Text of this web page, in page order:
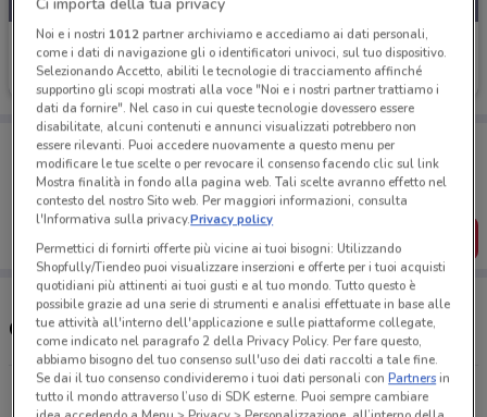
MD
Scade domenica
Porta DoveConviene sempre con te!
Puoi trovare le migliori offerte dei negozi vicino a te,
salvarle e creare la tua lista del risparmio, comodamente
dal tuo cellulare.
SCARICA L’APP
Orari e Negozi MD
Via Del Mare, 2 Pomezia
Ci importa della tua privacy
Noi e i nostri 1012partner archiviamo e accediamo ai dati personali,
come i dati di navigazione gli o identificatori univoci, sul tuo dispositivo.
Selezionando Accetto, abiliti le tecnologie di tracciamento affinché
supportino gli scopi mostrati alla voce "Noi e i nostri partner trattiamo i
dati da fornire". Nel caso in cui queste tecnologie dovessero essere
disabilitate, alcuni contenuti e annunci visualizzati potrebbero non
essere rilevanti. Puoi accedere nuovamente a questo menu per
modificare le tue scelte o per revocare il consenso facendo clic sul link
Mostra finalità in fondo alla pagina web. Tali scelte avranno effetto nel
contesto del nostro Sito web. Per maggiori informazioni, consulta
l'Informativa sulla privacy.Privacy policy
Permettici di fornirti offerte più vicine ai tuoi bisogni: Utilizzando
Shopfully/Tiendeo puoi visualizzare inserzioni e offerte per i tuoi acquisti
quotidiani più attinenti ai tuoi gusti e al tuo mondo. Tutto questo è
possibile grazie ad una serie di strumenti e analisi effettuate in base alle
tue attività all'interno dell'applicazione e sulle piattaforme collegate,
come indicato nel paragrafo 2 della Privacy Policy. Per fare questo,
abbiamo bisogno del tuo consenso sull'uso dei dati raccolti a tale fine.
Se dai il tuo consenso condivideremo i tuoi dati personali conPartnersin
tutto il mondo attraverso l’uso di SDK esterne. Puoi sempre cambiare